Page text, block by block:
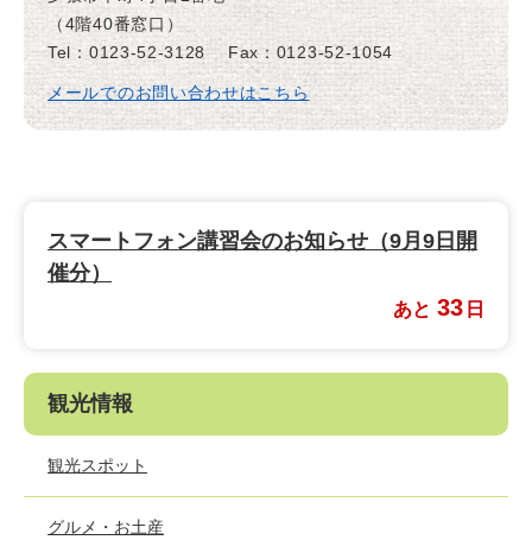
（4階40番窓口）
Tel：0123-52-3128
Fax：0123-52-1054
メールでのお問い合わせはこちら
スマートフォン講習会のお知らせ（9月9日開
催分）
あと 33 日
観光情報
観光スポット
グルメ・お土産